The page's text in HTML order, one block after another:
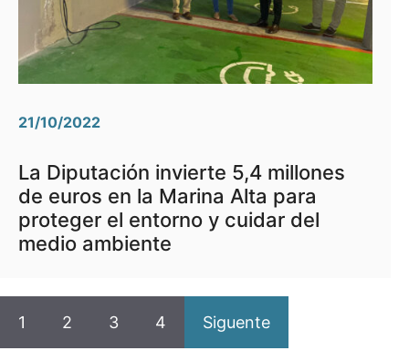
21/10/2022
La Diputación invierte 5,4 millones
de euros en la Marina Alta para
proteger el entorno y cuidar del
medio ambiente
1 2 3 4 Siguente